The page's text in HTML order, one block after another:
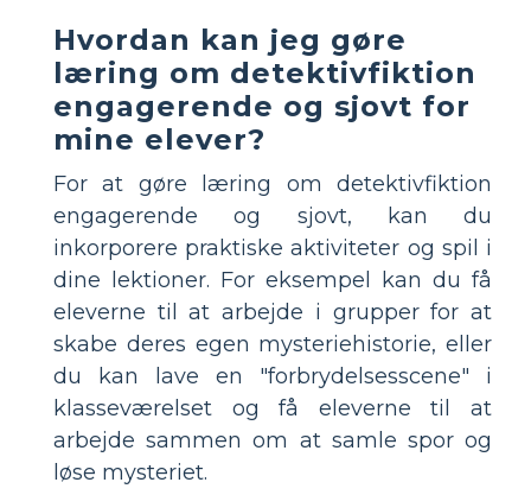
Hvordan kan jeg gøre
læring om detektivfiktion
engagerende og sjovt for
mine elever?
For at gøre læring om detektivfiktion
engagerende og sjovt, kan du
inkorporere praktiske aktiviteter og spil i
dine lektioner. For eksempel kan du få
eleverne til at arbejde i grupper for at
skabe deres egen mysteriehistorie, eller
du kan lave en "forbrydelsesscene" i
klasseværelset og få eleverne til at
arbejde sammen om at samle spor og
løse mysteriet.